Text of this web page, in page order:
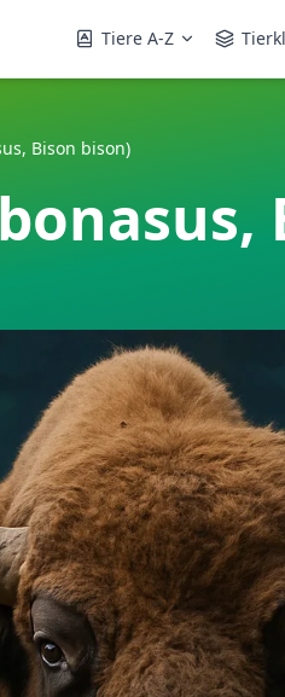
Tiere A-Z
Bison bison)